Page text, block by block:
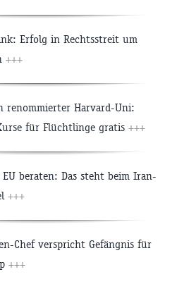
Erfolg in Rechtsstreit um
+++
renommierter Harvard-Uni:
für Flüchtlinge gratis +++
beraten: Das steht beim Iran-
+++
Chef verspricht Gefängnis für
+++